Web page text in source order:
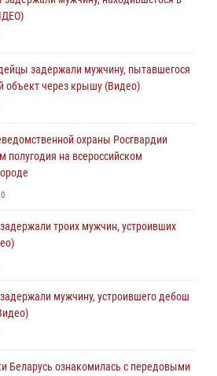
задержали мужчину, пытавшегося
объект через крышу (Видео)
охраны Росгвардии
полугодия на всероссийском
троих мужчин, устроивших
мужчину, устроившего дебош
Беларусь ознакомилась с передовыми